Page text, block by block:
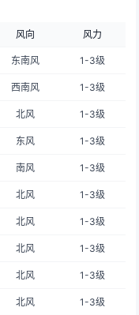
风向 风力
东南风 1-3级
西南风 1-3级
北风 1-3级
东风 1-3级
南风 1-3级
北风 1-3级
北风 1-3级
北风 1-3级
北风 1-3级
北风 1-3级